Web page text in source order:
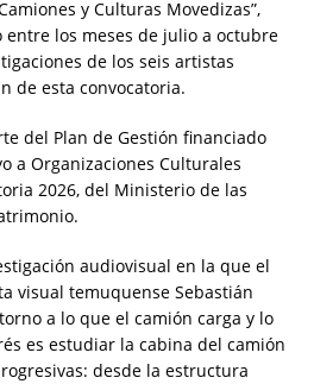
y Culturas Movedizas”,
los meses de julio a octubre
de los seis artistas
de esta convocatoria.
del Plan de Gestión financiado
a Organizaciones Culturales
2026, del Ministerio de las
audiovisual en la que el
visual temuquense Sebastián
a lo que el camión carga y lo
es estudiar la cabina del camión
desde la estructura